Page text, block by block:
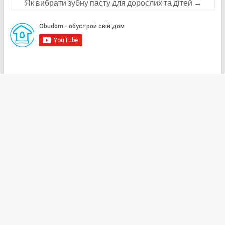
Як вибрати зубну пасту для дорослих та дітей →